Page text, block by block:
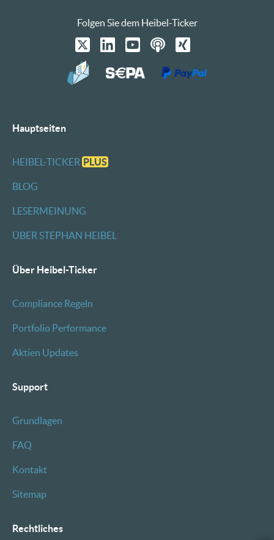
Folgen Sie dem Heibel-Ticker
Hauptseiten
HEIBEL-TICKER PLUS
BLOG
LESERMEINUNG
ÜBER STEPHAN HEIBEL
Über Heibel-Ticker
Compliance Regeln
Portfolio Performance
Aktien Updates
Support
Grundlagen
FAQ
Kontakt
Sitemap
Rechtliches